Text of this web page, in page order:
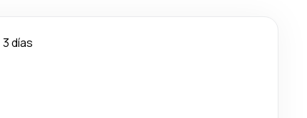
3 días